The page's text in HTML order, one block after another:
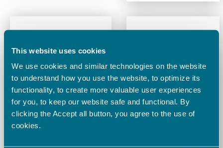
This website uses cookies
We use cookies and similar technologies on the website
to understand how you use the website, to optimize its
functionality, to create more valuable user experiences
for you, to keep our website safe and functional. By
clicking the Accept all button, you agree to the use of
cookies.